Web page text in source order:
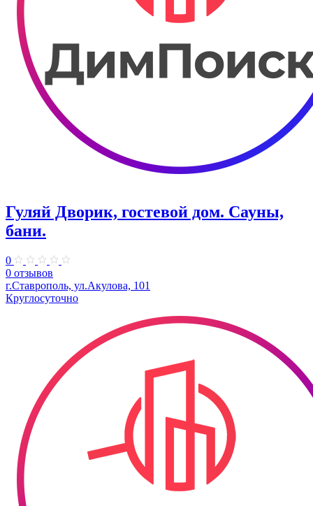
Гуляй Дворик, гостевой дом. Сауны,
бани.
0
0 отзывов
г.Ставрополь, ул.Акулова, 101
Круглосуточно